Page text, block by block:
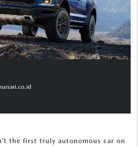
the first truly autonomous car on